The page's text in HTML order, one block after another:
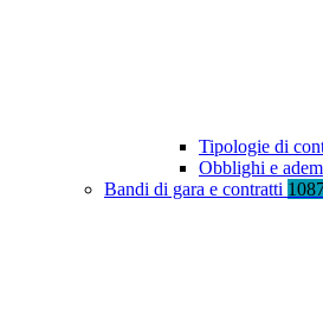
Tipologie di
Obblighi e
Bandi di gara e contratti